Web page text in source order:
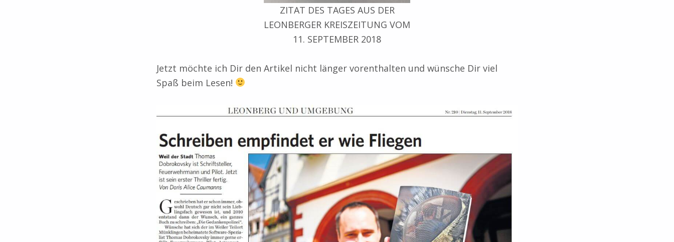
ZITAT DES TAGES AUS DER
LEONBERGER KREISZEITUNG VOM
11. SEPTEMBER 2018
Jetzt möchte ich Dir den Artikel nicht länger vorenthalten und wünsche Dir viel
Spaß beim Lesen!